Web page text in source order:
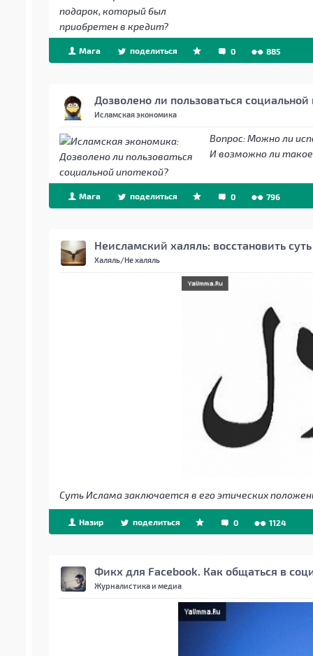
Мага поделиться 0 885
Дозволено ли пользоваться социальной
Исламская экономика
Вопрос:Можно ли
И возможно ли
Мага поделиться 0 796
Неисламский халяль: восстановить
Халяль/Не халяль
Суть Ислама заключается в его этических
Назир поделиться 0 1124
Фикх для Facebook. Как общаться в
Журналистика и медиа